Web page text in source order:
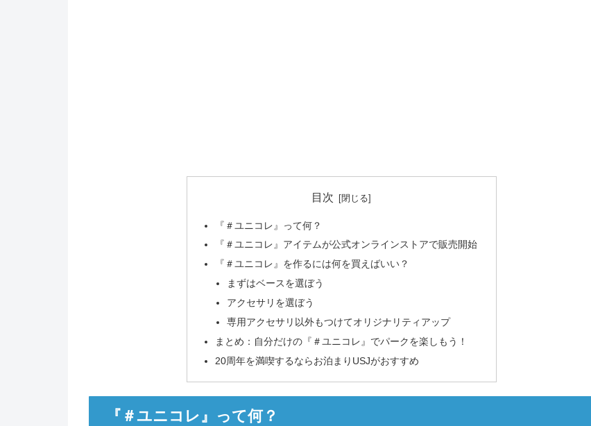
目次
『＃ユニコレ』って何？
『＃ユニコレ』アイテムが公式オンラインストアで販売開始
『＃ユニコレ』を作るには何を買えばいい？
まずはベースを選ぼう
アクセサリを選ぼう
専用アクセサリ以外もつけてオリジナリティアップ
まとめ：自分だけの『＃ユニコレ』でパークを楽しもう！
20周年を満喫するならお泊まりUSJがおすすめ
『＃ユニコレ』って何？